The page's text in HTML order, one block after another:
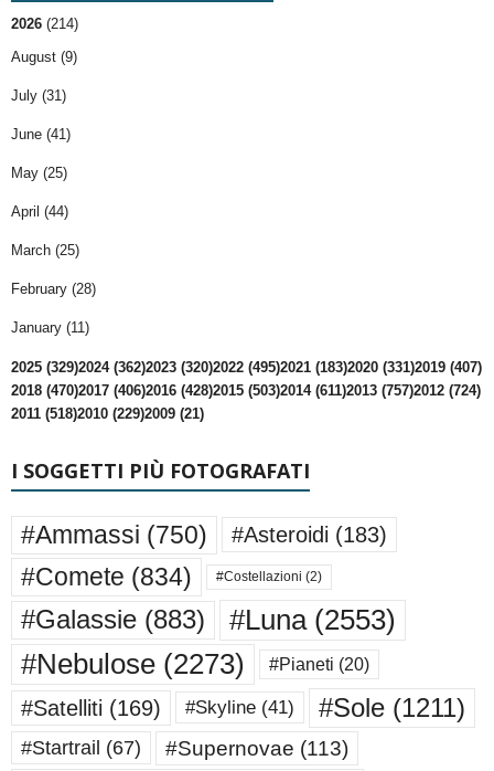
2026 (214)
August (9)
July (31)
June (41)
May (25)
April (44)
March (25)
February (28)
January (11)
2025 (329)2024 (362)2023 (320)2022 (495)2021 (183)2020 (331)2019 (407)
2018 (470)2017 (406)2016 (428)2015 (503)2014 (611)2013 (757)2012 (724)
2011 (518)2010 (229)2009 (21)
I SOGGETTI PIÙ FOTOGRAFATI
#Ammassi (750) #Asteroidi (183)
#Comete (834) #Costellazioni (2)
#Galassie (883) #Luna(2553)
#Nebulose (2273) #Pianeti (20)
#Satelliti (169) #Skyline (41) #Sole (1211)
#Startrail (67) #Supernovae (113)